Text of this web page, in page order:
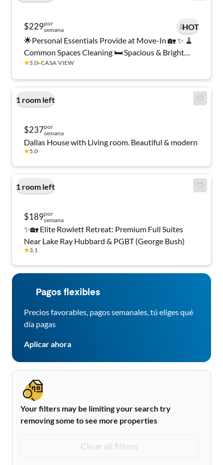
$229por
semana
HOT
🌟Personal Essentials Provide at Move-In 🏡 ✨ 🧹
Common Spaces Cleaning 🛏️ Spacious & Bright
Rooms 🚿 💻 High-Speed WiFi 🚗 Private Parking ⭐
★5.0▸CASA VIEW
1 room left
$237por
semana
Dallas House with Living room. Beautiful & modern
★5.0
1 room left
$189por
semana
✨🏡 Elite Rowlett Retreat: Premium Full Suites
Near Lake Ray Hubbard & PGBT (George Bush)
★3.1
Pagos flexibles
Precios favorables, pagos semanales, tú eliges qué
día pagas
Aplicar ahora
Your filters may be limiting your search try
removing some to see more properties
Clear all filters